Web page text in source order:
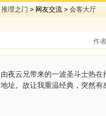
推理之门 > 网友交流 > 会客大厅
作
夜云兄带来的一波圣斗士热
址。故让我重温经典，突然